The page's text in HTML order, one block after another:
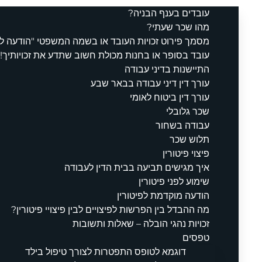
עובדים בענף הבניה?
מהו שכר שעתי?
מסמך פירוט זכויות העובד או בשמה המשפטי "הודעה
עובד בסופר או בחנות מכולת חשוב שתדע את זכויותיך!
התיישנות בדיני עבודה
עורך דין דיני עבודה בבאר שבע
עורך דין ביטוח לאומי
שכר גלובלי
עבודה בשחור
תלוש שכר
פיצוי פיטורין
איך מגישים תביעה בבית הדין לעבודה
שימוע לפני פיטורין
הודעה מוקדמת לפיטורין
מה ההבדל בין הפרשות לפיצויים לבין פיצויי פיטורין?
זכויות נהגי הובלה – שאלות ותשובות
טפסים
דוגמא לטופס התפטרות לצורך טיפול בילד